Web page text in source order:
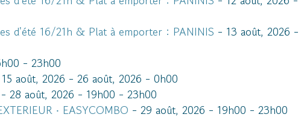
d'été 16/21h & Plat à emporter : PANINIS - 13 août, 2026 -
- 23h00
août, 2026 - 26 août, 2026 - 0h00
- 28 août, 2026 - 19h00 - 23h00
⸱ EASYCOMBO - 29 août, 2026 - 19h00 - 23h00